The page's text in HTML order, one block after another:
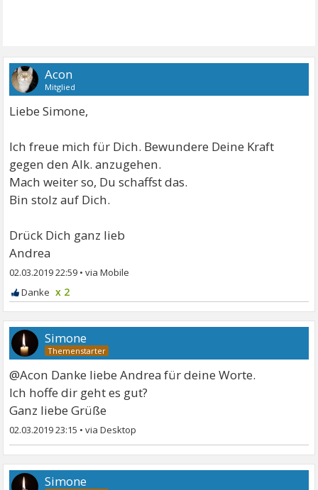
Acon
Mitglied
Liebe Simone,
Ich freue mich für Dich. Bewundere Deine Kraft
gegen den Alk. anzugehen.
Mach weiter so, Du schaffst das.
Bin stolz auf Dich.
Drück Dich ganz lieb
Andrea
02.03.2019 22:59 •
x 2
Simone
@Acon Danke liebe Andrea für deine Worte.
Ich hoffe dir geht es gut?
Ganz liebe Grüße
02.03.2019 23:15 •
Simone